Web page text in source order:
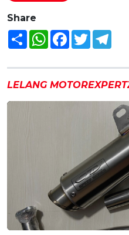
Share
Share WhatsAppFacebook
Twitter
LELANG